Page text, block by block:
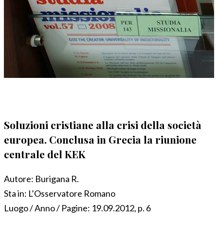
Soluzioni cristiane alla crisi della società
europea. Conclusa in Grecia la riunione
centrale del KEK
Autore: Burigana R.
Sta in: L’Osservatore Romano
Luogo / Anno / Pagine: 19.09.2012, p. 6